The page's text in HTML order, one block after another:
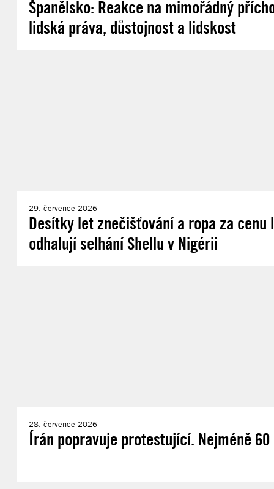
Španělsko: Reakce na mimořádný
lidská práva, důstojnost a lidskost
29. července 2026
Desítky let znečišťování a ropa za cenu
odhalují selhání Shellu v Nigérii
28. července 2026
Írán popravuje protestující. Nejméně